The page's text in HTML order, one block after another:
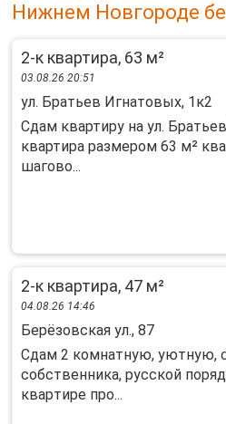
Нижнем Новгороде
2-к квартира, 63 м²
03.08.26 20:51
ул. Братьев Игнатовых, 1к2
Сдaм квартиру нa ул.
квaртиpа рaзмером 63 м²
шaгово...
2-к квартира, 47 м²
04.08.26 14:46
Берёзовская ул., 87
Cдам 2 комнaтную, уютную,
собcтвенникa, русcкой
квapтире про...